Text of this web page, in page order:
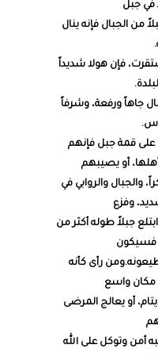
في جبل
من الجبال فإنه ينال
فإن هولا شديداً
جاهاً ورفعة، وشرفاً
على قمة جبل فإنهم
أو يصيبهم
والجبال والروابي في
وفزع
جبلاً طوله أكثر من
رأى كأنه
مكان واسع
أو يعالج المرضى
أمن وتوكل على الله